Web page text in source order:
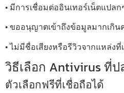
• มีการเชื่อมต่ออินเทอร์เน็ตแปล
• ขออนุญาตเข้าถึงข้อมูลมากเกิน
• ไม่มีชื่อเสียงหรือรีวิวจากแหล่งที่
วิธีเลือก Antivirus ที่
ตัวเลือกฟรีที่เชื่อถือได้